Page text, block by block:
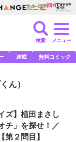
検索 メニュー
連載 無料コミック
ん）
ズ】植田まさし
チ」を探せ！／
２問目】